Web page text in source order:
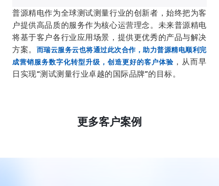
普源精电作为全球测试测量行业的创新者，始终把为客
户提供高品质的服务作为核心运营理念。未来普源精电
将基于客户各行业应用场景，提供更优秀的产品与解决
方案。 而瑞云服务云也将通过此次合作，助力普源精电顺利完
成营销服务数字化转型升级，创造更好的客户体验 ，从而早
日实现“测试测量行业卓越的国际品牌”的目标。
更多客户案例